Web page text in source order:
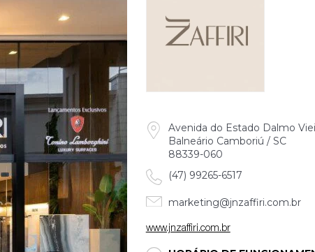
Avenida do Estado Dalmo
Balneário Camboriú / SC
88339-060
(47) 99265-6517
marketing@jnzaffiri.com.br
www.jnzaffiri.com.br